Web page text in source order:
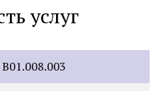
услуг
B01.008.003